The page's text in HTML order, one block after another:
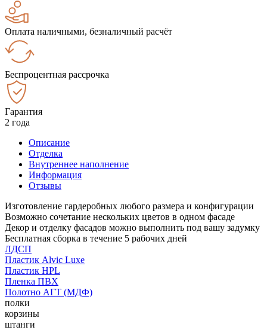
Оплата наличными, безналичный расчёт
Беспроцентная рассрочка
Гарантия
2 года
Описание
Отделка
Внутреннее наполнение
Информация
Отзывы
Изготовление гардеробных любого размера и конфигурации
Возможно сочетание нескольких цветов в одном фасаде
Декор и отделку фасадов можно выполнить под вашу задумку
Бесплатная сборка в течение 5 рабочих дней
ЛДСП
Пластик Alvic Luxe
Пластик HPL
Пленка ПВХ
Полотно АГТ (МДФ)
полки
корзины
штанги